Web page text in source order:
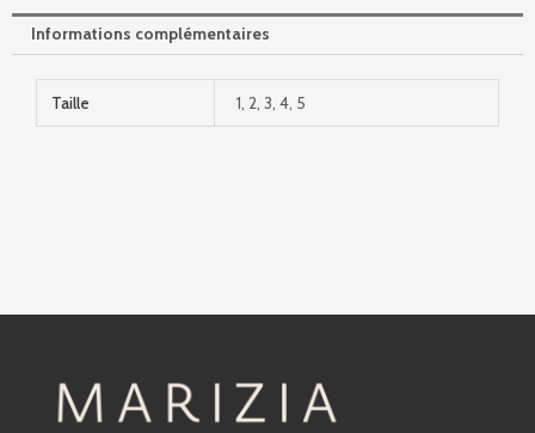
Informations complémentaires
Taille 1, 2, 3, 4, 5